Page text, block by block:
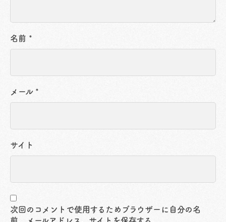
名前 *
メール *
サイト
次回のコメントで使用するためブラウザーに自分の名